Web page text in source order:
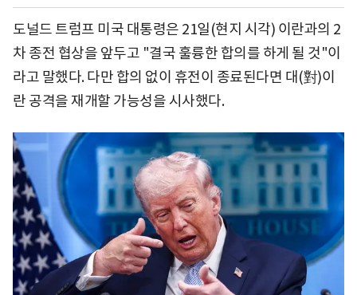
도널드 트럼프 미국 대통령은 21일(현지 시각) 이란과의 2
차 종전 협상을 앞두고 "결국 훌륭한 합의를 하게 될 것"이
라고 말했다. 다만 합의 없이 휴전이 종료된다면 대(對)이
란 공격을 재개할 가능성을 시사했다.